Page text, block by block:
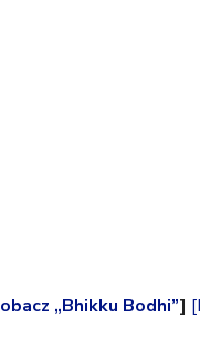
„Bhikku Bodhi”]